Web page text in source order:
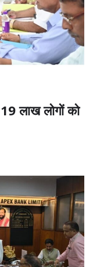
लाख लोगों को